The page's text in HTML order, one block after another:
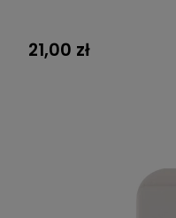
21,00 zł